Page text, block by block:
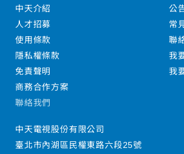
中天介紹
人才招募
使用條款
隱私權條款
免責聲明
商務合作方案
公
常
聯
我
我
聯絡我們
中天電視股份有限公司
臺北市內湖區民權東路六段25號